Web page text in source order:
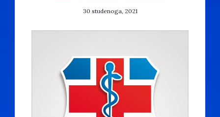
30 studenoga, 2021